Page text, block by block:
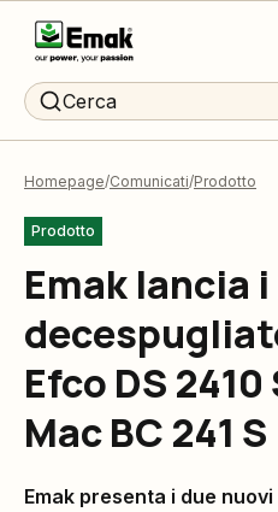
Cerca
Homepage Comunicati Prodotto
Prodotto
Emak lancia
Efco DS 2410
Mac BC 241 S
Emak presenta i due